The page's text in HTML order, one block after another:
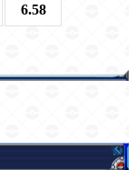
6.58